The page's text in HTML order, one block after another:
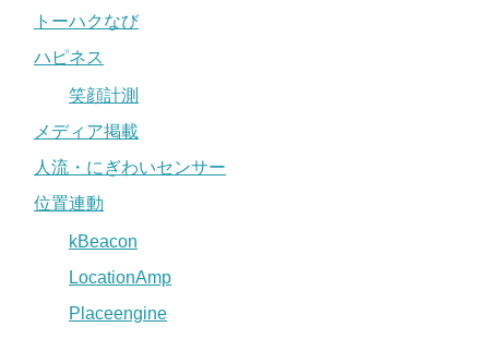
トーハクなび
ハピネス
笑顔計測
メディア掲載
人流・にぎわいセンサー
位置連動
kBeacon
LocationAmp
Placeengine